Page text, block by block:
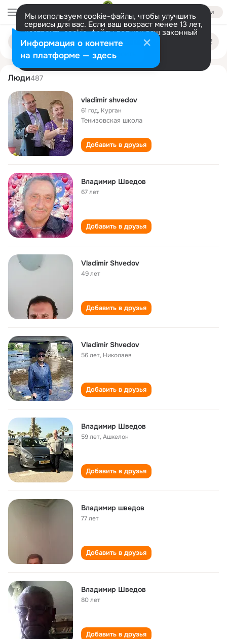
Войти
Мы используем cookie-файлы, чтобы улучшить
сервисы для вас. Если ваш возраст менее 13 лет,
настроить cookie-файлы должен ваш законный
представитель. Больше информации
Разрешить все Настроить
Поиск
людям
vladimir shvedov
Люди487
vladimir shvedov
61 год, Курган
Тенизовская школа
Добавить в друзья
Владимир Шведов
67 лет
Добавить в друзья
Vladimir Shvedov
49 лет
Добавить в друзья
Vladimir Shvedov
56 лет, Николаев
Добавить в друзья
Владимир Шведов
59 лет,Ашкелон
Добавить в друзья
Владимир шведов
77 лет
Добавить в друзья
Владимир Шведов
80 лет
Добавить в друзья
Информация о контенте
на платформе — здесь